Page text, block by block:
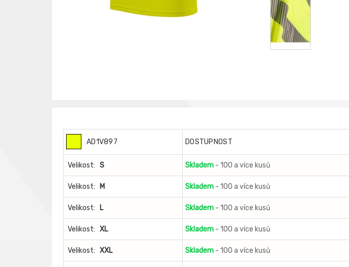
AD1V897 DOSTUPNOST
Velikost: S Skladem - 100 a více kusů
Velikost: M Skladem - 100 a více kusů
Velikost: L Skladem - 100 a více kusů
Velikost: XL Skladem - 100 a více kusů
Velikost: XXL Skladem - 100 a více kusů